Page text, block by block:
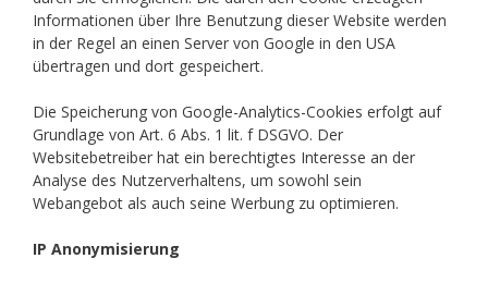
Informationen über Ihre Benutzung dieser Website werden
in der Regel an einen Server von Google in den USA
übertragen und dort gespeichert.
Die Speicherung von Google-Analytics-Cookies erfolgt auf
Grundlage von Art. 6 Abs. 1 lit. f DSGVO. Der
Websitebetreiber hat ein berechtigtes Interesse an der
Analyse des Nutzerverhaltens, um sowohl sein
Webangebot als auch seine Werbung zu optimieren.
IP Anonymisierung